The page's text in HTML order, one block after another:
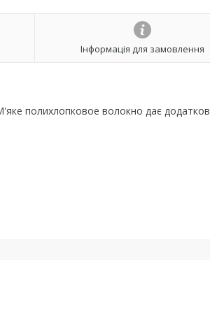
Інформація для замовлення
полихлопковое волокно дає